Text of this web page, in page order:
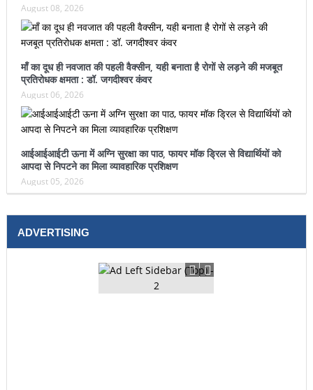
August 08, 2026
माँ का दूध ही नवजात की पहली वैक्सीन, यही बनाता है रोगों से लड़ने की मजबूत
प्रतिरोधक क्षमता : डॉ. जगदीश्वर कंवर
August 06, 2026
आईआईआईटी ऊना में अग्नि सुरक्षा का पाठ, फायर मॉक ड्रिल से विद्यार्थियों को
आपदा से निपटने का मिला व्यावहारिक प्रशिक्षण
August 05, 2026
ADVERTISING